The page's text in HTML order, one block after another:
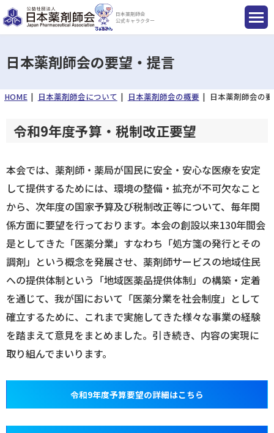
日本薬剤師会
公式キャラクター
国民のみなさまへ
薬剤師のみなさまへ
会員のみなさまへ
薬剤師を目指す方へ
入会のご案内
ログイン
日本薬剤師会の要望・提言
HOME 日本薬剤師会について 日本薬剤師会の概要 日本薬剤師会の
令和9年度予算・税制改正要望
本会では、薬剤師・薬局が国民に安全・安心な医療を安定
して提供するためには、環境の整備・拡充が不可欠なこと
から、次年度の国家予算及び税制改正等について、毎年関
係方面に要望を行っております。本会の創設以来130年間会
是としてきた「医薬分業」すなわち「処方箋の発行とその
調剤」という概念を発展させ、薬剤師サービスの地域住民
への提供体制という「地域医薬品提供体制」の構築・定着
を通じて、我が国において「医薬分業を社会制度」として
確立するために、これまで実施してきた様々な事業の経験
を踏まえて意見をまとめました。引き続き、内容の実現に
取り組んでまいります。
令和9年度予算要望の詳細はこちら